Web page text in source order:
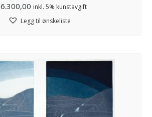
6.300,00 inkl. 5% kunstavgift
Legg til ønskeliste